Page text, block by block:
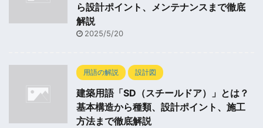
ら設計ポイント、メンテナンスまで徹底
解説
2025/5/20
用語の解説 設計図
建築用語「SD（スチールドア）」とは？
基本構造から種類、設計ポイント、施工
方法まで徹底解説